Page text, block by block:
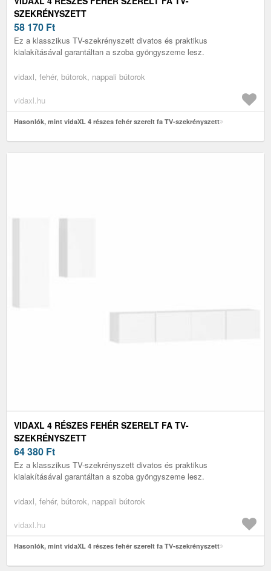
SZEKRÉNYSZETT
58 170 Ft
Ez a klasszikus TV-szekrényszett divatos és praktikus
kialakításával garantáltan a szoba gyöngyszeme lesz.
vidaxl, fehér, bútorok, nappali bútorok
vidaxl.hu
Hasonlók, mint vidaXL 4 részes fehér szerelt fa TV-szekrényszett
VIDAXL 4 RÉSZES FEHÉR SZERELT FA TV-
SZEKRÉNYSZETT
64 380 Ft
Ez a klasszikus TV-szekrényszett divatos és praktikus
kialakításával garantáltan a szoba gyöngyszeme lesz.
vidaxl, fehér, bútorok, nappali bútorok
vidaxl.hu
Hasonlók, mint vidaXL 4 részes fehér szerelt fa TV-szekrényszett